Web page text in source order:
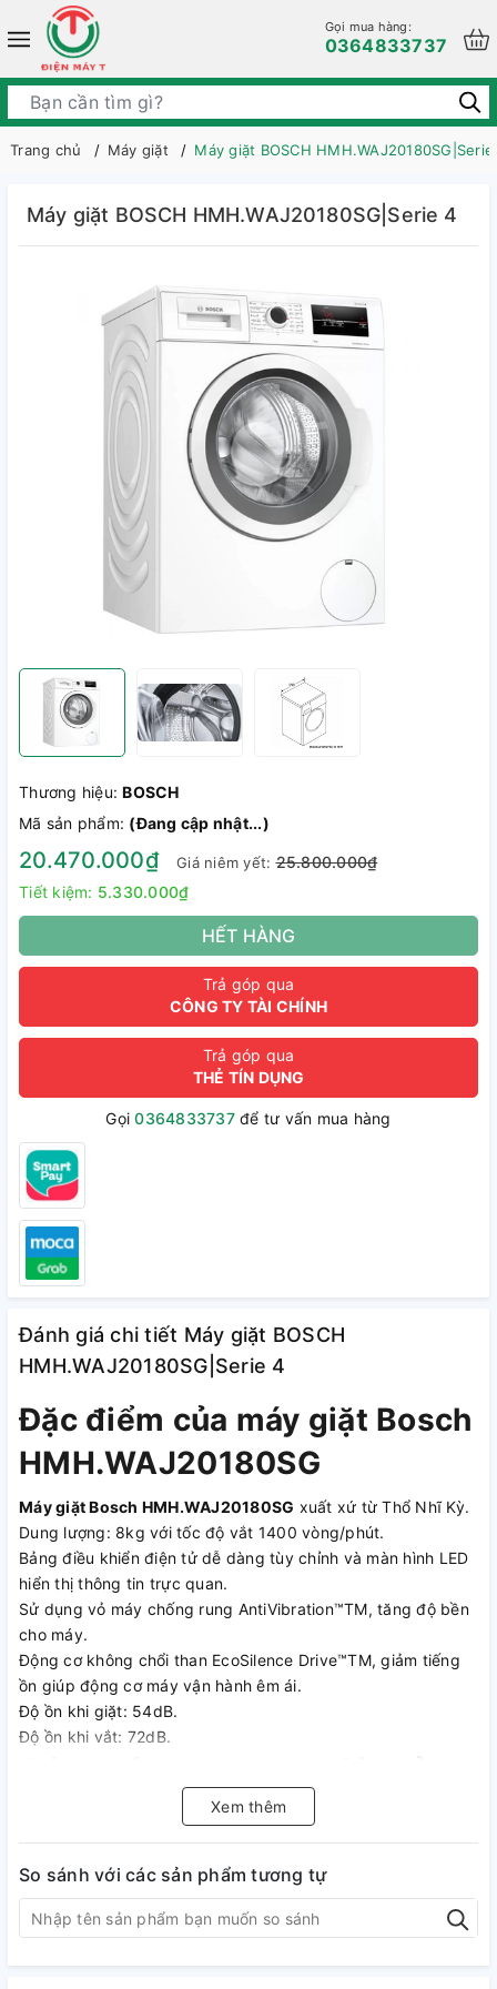
Gọi mua hàng:
0364833737
Trang chủ Máy giặt Máy giặt BOSCH
Máy giặt BOSCH HMH.WAJ20180SG|Serie 4
Thương hiệu:BOSCH
Mã sản phẩm: (Đang cập nhật...)
20.470.000₫ Giá niêm yết:25.800.000₫
Tiết kiệm: 5.330.000₫
HẾT HÀNG
Trả góp qua
CÔNG TY TÀI CHÍNH
Trả góp qua
THẺ TÍN DỤNG
Gọi0364833737để tư vấn mua hàng
Đánh giá chi tiết Máy giặt BOSCH
HMH.WAJ20180SG|Serie 4
Đặc điểm của máy giặt Bosch
HMH.WAJ20180SG
Máy giặt Bosch HMH.WAJ20180SG xuất xứ từ Thổ Nhĩ Kỳ.
Dung lượng: 8kg với tốc độ vắt 1400 vòng/phút.
Bảng điều khiển điện tử dễ dàng tùy chỉnh và màn hình LED
hiển thị thông tin trực quan.
Sử dụng vỏ máy chống rung AntiVibration™TM, tăng độ bền
cho máy.
Động cơ không chổi than EcoSilence Drive™TM, giảm tiếng
ồn giúp động cơ máy vận hành êm ái.
Độ ồn khi giặt: 54dB.
Độ ồn khi vắt: 72dB.
máy giặt Bosch
HMH.WAJ20180SG
Máy giặt Bosch HMH.WAJ20180SGgồm 14 chương trình
giặt hiện đại.
Xem thêm
So sánh với các sản phẩm tương tự